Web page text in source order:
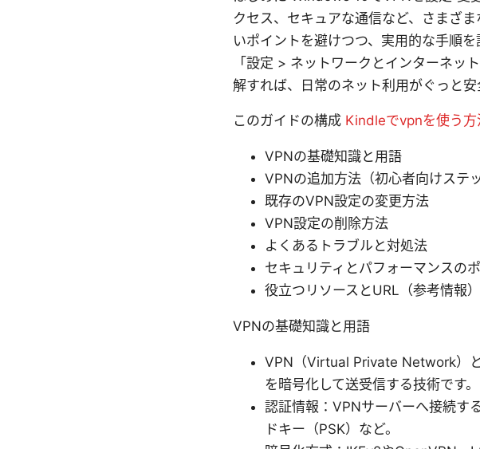
クセス、セキュアな通信など、さまざ
いポイントを避けつつ、実用的な手順
「設定 > ネットワークとインターネッ
解すれば、日常のネット利用がぐっと安
このガイドの構成 Kindleでvpnを使う方
VPNの基礎知識と用語
VPNの追加方法（初心者向けステッ
既存のVPN設定の変更方法
VPN設定の削除方法
よくあるトラブルと対処法
セキュリティとパフォーマンスの
役立つリソースとURL（参考情報）
VPNの基礎知識と用語
VPN（Virtual Private Network）
を暗号化して送受信する技術です。
認証情報：VPNサーバーへ接続す
ドキー（PSK）など。